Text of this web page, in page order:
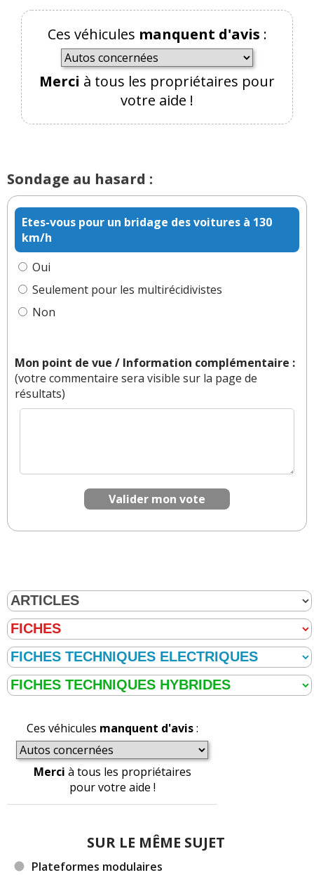
Ces véhicules manquent d'avis :
Merci à tous les propriétaires pour
votre aide !
Sondage au hasard :
Etes-vous pour un bridage des voitures à 130
km/h
Oui
Seulement pour les multirécidivistes
Non
Mon point de vue / Information complémentaire :
(votre commentaire sera visible sur la page de
résultats)
Valider mon vote
Ces véhicules manquent d'avis:
Merci à tous les propriétaires
pour votre aide !
SUR LE MÊME SUJET
Plateformes modulaires